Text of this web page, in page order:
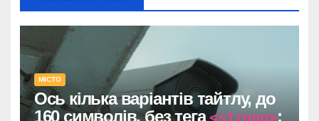
МІСТО
Ось кілька варіантів тайтлу, до
160 символів, без тега<strong>: